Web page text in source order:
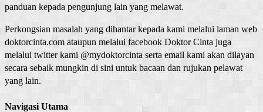
panduan kepada pengunjung lain yang melawat.
Perkongsian masalah yang dihantar kepada kami melalui laman web
doktorcinta.com ataupun melalui facebook Doktor Cinta juga
melalui twitter kami @mydoktorcinta serta email kami akan dilayan
secara sebaik mungkin di sini untuk bacaan dan rujukan pelawat
yang lain.
Navigasi Utama